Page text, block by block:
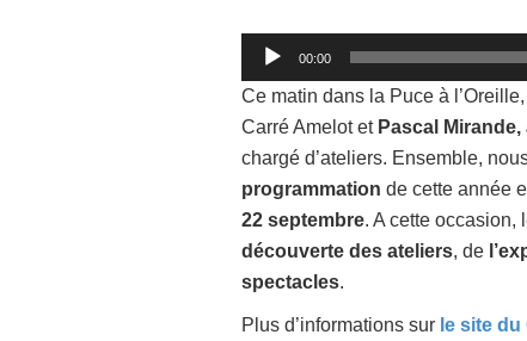
Lecteur
audio
00:00
Ce matin dans la Puce à
Carré Amelot et Pascal
chargé d’ateliers. Ensemble,
programmation de cette année
22 septembre. A cette occasion,
découverte des ateliers, de
spectacles.
Plus d’informations sur le site